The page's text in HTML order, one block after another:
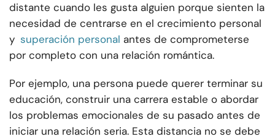
distante cuando les gusta alguien porque sienten la
necesidad de centrarse en el crecimiento personal
y superación personal antes de comprometerse
por completo con una relación romántica.
Por ejemplo, una persona puede querer terminar su
educación, construir una carrera estable o abordar
los problemas emocionales de su pasado antes de
iniciar una relación seria. Esta distancia no se debe